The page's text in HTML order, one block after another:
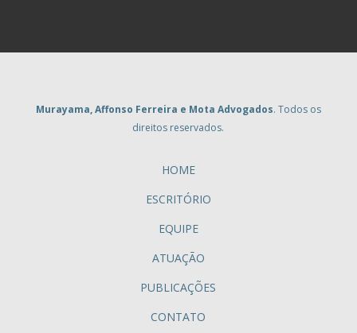
Murayama, Affonso Ferreira e Mota Advogados. Todos os
direitos reservados.
HOME
ESCRITÓRIO
EQUIPE
ATUAÇÃO
PUBLICAÇÕES
CONTATO